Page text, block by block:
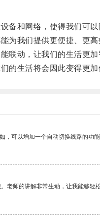
和网络，使得我们可以
我们提供更便捷、更高
动，让我们的生活更加
生活将会因此变得更加
可以增加一个自动切换线路的功
老师的讲解非常生动，让我能够轻